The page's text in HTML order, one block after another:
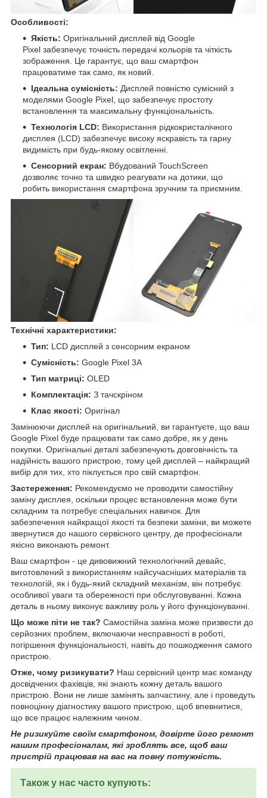
Особливості:
Якість: Оригінальний дисплей від Google
Pixel забезпечує точність передачі кольорів та чіткість
зображення. Це гарантує, що ваш смартфон
працюватиме так само, як новий.
Ідеальна сумісність: Дисплей повністю сумісний з
моделями Google Pixel, що забезпечує простоту
встановлення та максимальну функціональність.
Технологія LCD: Використання рідкокристалічного
дисплея (LCD) забезпечує високу яскравість та гарну
видимість при будь-якому освітленні.
Сенсорний екран: Вбудований TouchScreen
дозволяє точно та швидко реагувати на дотики, що
робить використання смартфона зручним та приємним.
Технічні характеристики:
Тип: LCD дисплей з сенсорним екраном
Сумісність: Google Pixel 3A
Тип матриці: OLED
Комплектація: З тачскріном
Клас якості: Оригінал
Замінюючи дисплей на оригінальний, ви гарантуєте, що ваш
Google Pixel буде працювати так само добре, як у день
покупки. Оригінальні деталі забезпечують довговічність та
надійність вашого пристрою, тому цей дисплей – найкращий
вибір для тих, хто піклується про свій смартфон.
Застереження: Рекомендуємо не проводити самостійну
заміну дисплея, оскільки процес встановлення може бути
складним та потребує спеціальних навичок. Для
забезпечення найкращої якості та безпеки заміни, ви можете
звернутися до нашого сервісного центру, де професіонали
якісно виконають ремонт.
Ваш смартфон - це дивовижний технологічний девайс,
виготовлений з використанням найсучасніших матеріалів та
технологій, як і будь-який складний механізм, він потребує
особливої уваги та обережності при обслуговуванні. Кожна
деталь в ньому виконує важливу роль у його функціонуванні.
Що може піти не так? Самостійна заміна може призвести до
серйозних проблем, включаючи несправності в роботі,
погіршення функціональності, навіть до пошкодження самого
пристрою.
Отже, чому ризикувати? Наш сервісний центр має команду
досвідчених фахівців, які знають кожну деталь вашого
пристрою. Вони не лише замінять запчастину, але і проведуть
повноцінну діагностику вашого пристрою, щоб впевнитися,
що все працює належним чином.
Не ризикуйте своїм смартфоном, довірте його ремонт
нашим професіоналам, які зроблять все, щоб ваш
пристрій працював на вас на повну потужність.
Також у нас часто купують: